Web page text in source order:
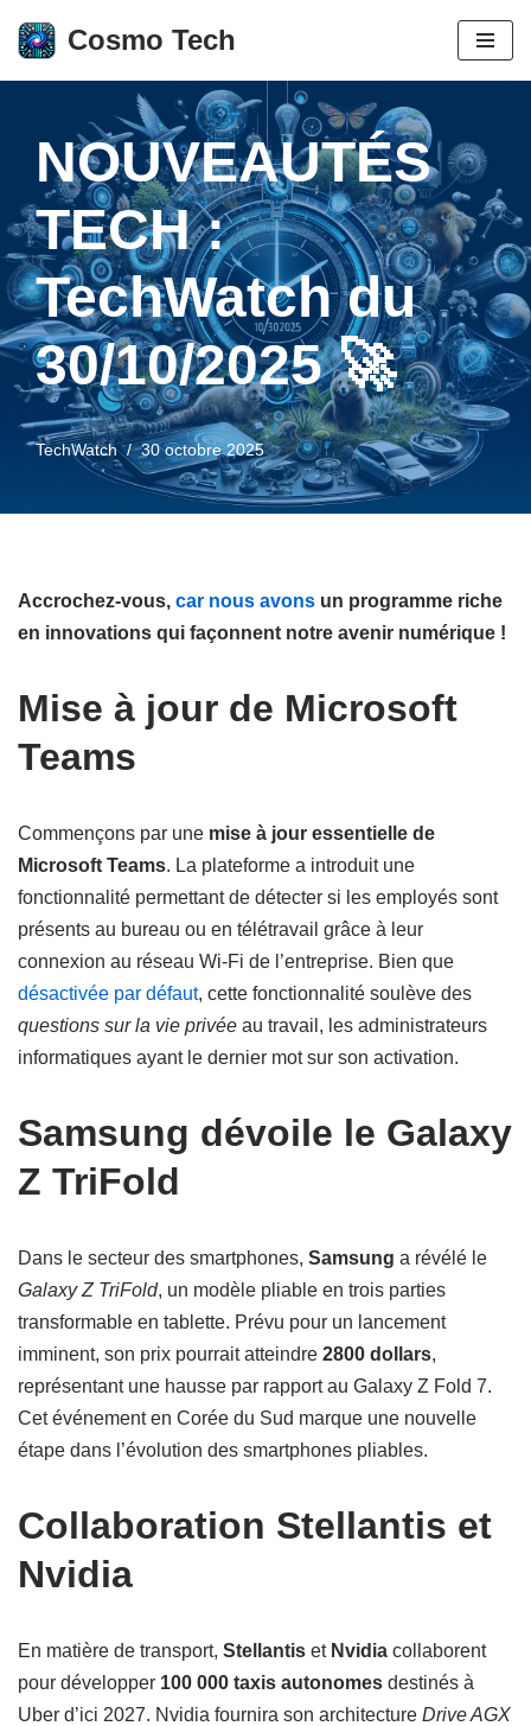
Aller
contenu
Cosmo Tech
NOUVEAUTÉS
TECH :
TechWatch du
30/10/2025 🚀
TechWatch 30 octobre 2025
Accrochez-vous, car nous avons un programme riche
en innovations qui façonnent notre avenir numérique !
Mise à jour de Microsoft
Teams
Commençons par une mise à jour essentielle de
Microsoft Teams. La plateforme a introduit une
fonctionnalité permettant de détecter si les employés sont
présents au bureau ou en télétravail grâce à leur
connexion au réseau Wi-Fi de l’entreprise. Bien que
désactivée par défaut, cette fonctionnalité soulève des
questions sur la vie privée au travail, les administrateurs
informatiques ayant le dernier mot sur son activation.
Samsung dévoile le Galaxy
Z TriFold
Dans le secteur des smartphones, Samsung a révélé le
Galaxy Z TriFold, un modèle pliable en trois parties
transformable en tablette. Prévu pour un lancement
imminent, son prix pourrait atteindre 2800 dollars,
représentant une hausse par rapport au Galaxy Z Fold 7.
Cet événement en Corée du Sud marque une nouvelle
étape dans l’évolution des smartphones pliables.
Collaboration Stellantis et
Nvidia
En matière de transport, Stellantis et Nvidia collaborent
pour développer 100 000 taxis autonomes destinés à
Uber d’ici 2027. Nvidia fournira son architecture Drive AGX